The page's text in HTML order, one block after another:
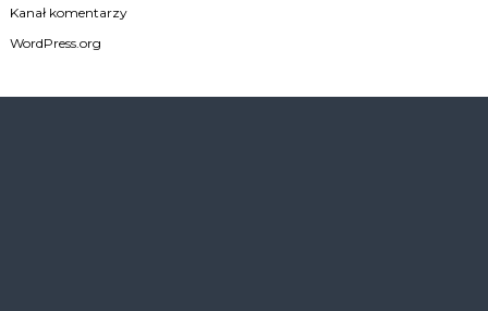
Kanał komentarzy
WordPress.org